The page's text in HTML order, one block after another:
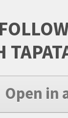
Open in